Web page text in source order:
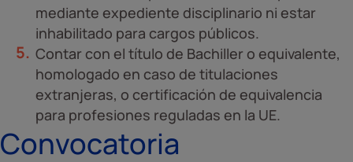
mediante expediente disciplinario ni estar
inhabilitado para cargos públicos.
Contar con el título de Bachiller o equivalente,
homologado en caso de titulaciones
extranjeras, o certificación de equivalencia
para profesiones reguladas en la UE.
Convocatoria